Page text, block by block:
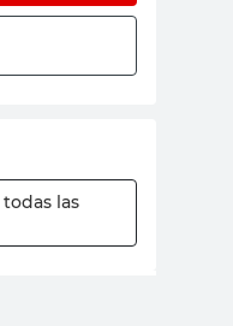
las